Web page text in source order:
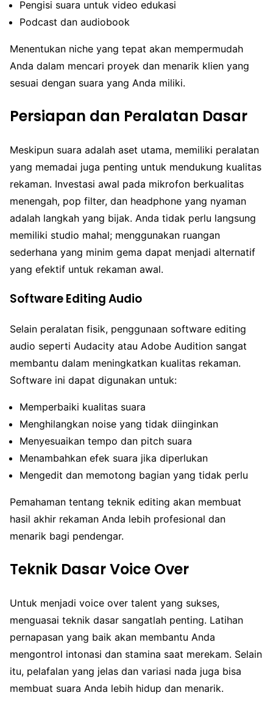
Pengisi suara untuk video edukasi
Podcast dan audiobook
Menentukan niche yang tepat akan mempermudah
Anda dalam mencari proyek dan menarik klien yang
sesuai dengan suara yang Anda miliki.
Persiapan dan Peralatan Dasar
Meskipun suara adalah aset utama, memiliki peralatan
yang memadai juga penting untuk mendukung kualitas
rekaman. Investasi awal pada mikrofon berkualitas
menengah, pop filter, dan headphone yang nyaman
adalah langkah yang bijak. Anda tidak perlu langsung
memiliki studio mahal; menggunakan ruangan
sederhana yang minim gema dapat menjadi alternatif
yang efektif untuk rekaman awal.
Software Editing Audio
Selain peralatan fisik, penggunaan software editing
audio seperti Audacity atau Adobe Audition sangat
membantu dalam meningkatkan kualitas rekaman.
Software ini dapat digunakan untuk:
Memperbaiki kualitas suara
Menghilangkan noise yang tidak diinginkan
Menyesuaikan tempo dan pitch suara
Menambahkan efek suara jika diperlukan
Mengedit dan memotong bagian yang tidak perlu
Pemahaman tentang teknik editing akan membuat
hasil akhir rekaman Anda lebih profesional dan
menarik bagi pendengar.
Teknik Dasar Voice Over
Untuk menjadi voice over talent yang sukses,
menguasai teknik dasar sangatlah penting. Latihan
pernapasan yang baik akan membantu Anda
mengontrol intonasi dan stamina saat merekam. Selain
itu, pelafalan yang jelas dan variasi nada juga bisa
membuat suara Anda lebih hidup dan menarik.